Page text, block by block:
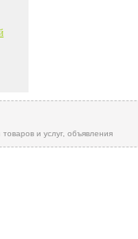
и услуг, объявления